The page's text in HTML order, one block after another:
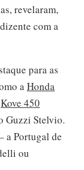
revelaram,
com a
para as
a Honda
Kove 450
Guzzi Stelvio.
a Portugal de
ou